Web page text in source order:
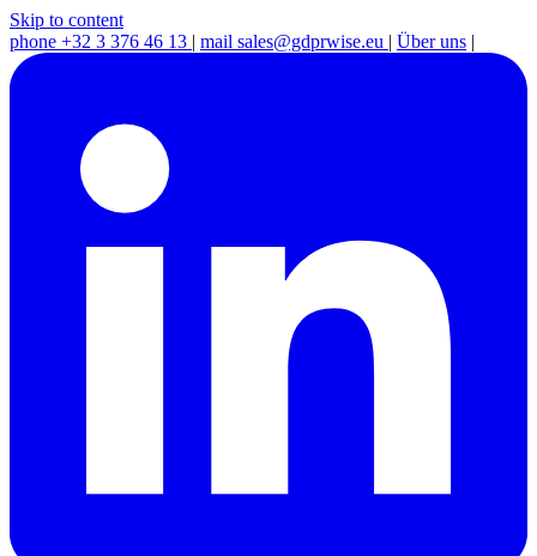
Skip to content
phone +32 3 376 46 13 | mail sales@gdprwise.eu | Über uns |